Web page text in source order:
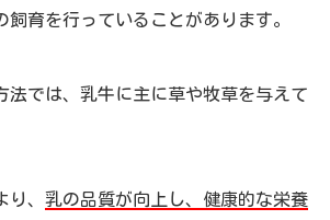
飼育を行っていることがあります。
法では、乳牛に主に草や牧草を与えて
、 乳の品質が向上し、健康的な栄養